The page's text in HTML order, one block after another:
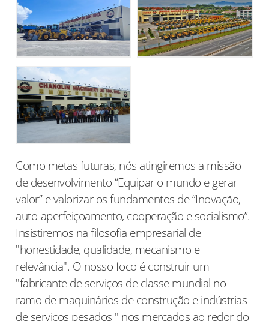
Como metas futuras, nós atingiremos a missão
de desenvolvimento “Equipar o mundo e gerar
valor” e valorizar os fundamentos de “Inovação,
auto-aperfeiçoamento, cooperação e socialismo”.
Insistiremos na filosofia empresarial de
"honestidade, qualidade, mecanismo e
relevância". O nosso foco é construir um
"fabricante de serviços de classe mundial no
ramo de maquinários de construção e indústrias
de serviços pesados " nos mercados ao redor do